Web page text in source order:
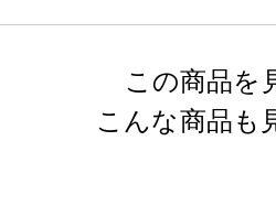
この商品を
こんな商品も